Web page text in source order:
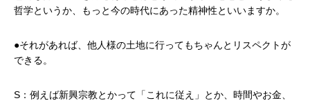
哲学というか、もっと今の時代にあった精神性といいますか。
●それがあれば、他人様の土地に行ってもちゃんとリスペクトが
できる。
S：例えば新興宗教とかって「これに従え」とか、時間やお金、